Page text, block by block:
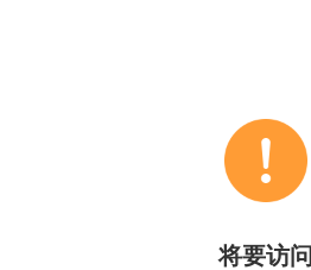
将要访问